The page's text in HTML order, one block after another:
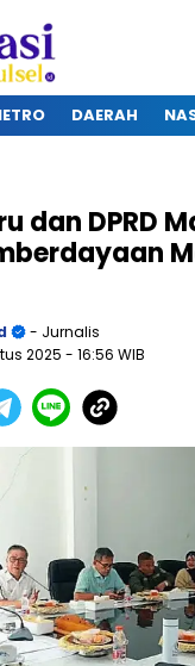
DAERAH
dan DPRD
- Jurnalis
2025 - 16:56 WIB